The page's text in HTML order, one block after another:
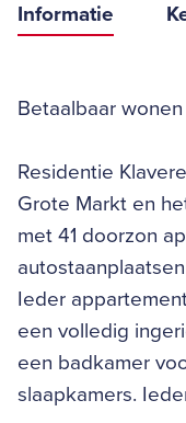
Informatie
Betaalbaar
Residentie
Grote Markt en
met 41 doorzon
Ieder
een volledig
een badkamer
slaapkamers.